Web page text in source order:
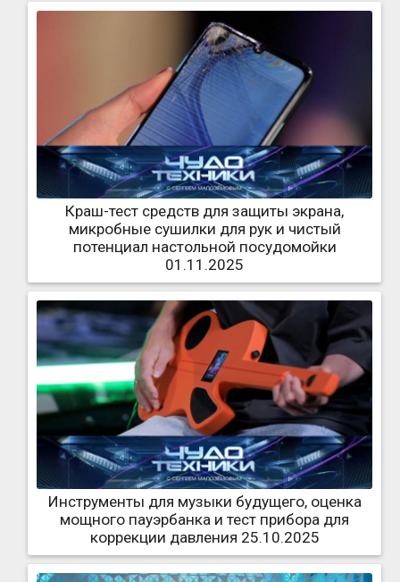
Краш-тест средств для защиты экрана,
микробные сушилки для рук и чистый
потенциал настольной посудомойки
01.11.2025
Инструменты для музыки будущего, оценка
мощного пауэрбанка и тест прибора для
коррекции давления 25.10.2025